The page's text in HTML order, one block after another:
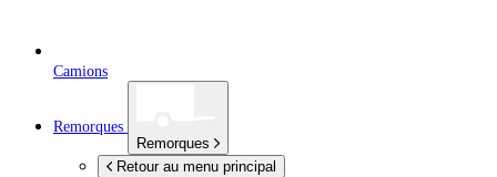
Camions
Remorques
Remorques
Retour au menu principal